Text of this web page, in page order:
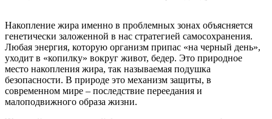
Накопление жира именно в проблемных зонах объясняется
генетически заложенной в нас стратегией самосохранения.
Любая энергия, которую организм припас «на черный день»,
уходит в «копилку» вокруг живот, бедер. Это природное
место накопления жира, так называемая подушка
безопасности. В природе это механизм защиты, в
современном мире – последствие переедания и
малоподвижного образа жизни.